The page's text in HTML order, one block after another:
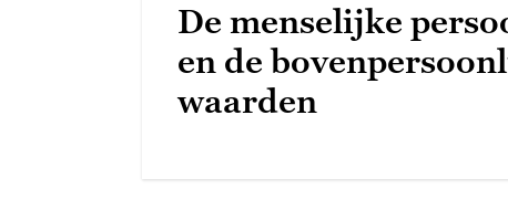
De menselijke
en de
waarden